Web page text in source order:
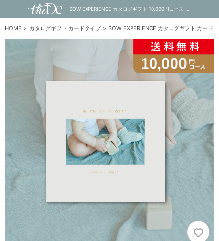
HOME カタログギフト カードタイプ SOW EXPERIENCE カタログギフト カード